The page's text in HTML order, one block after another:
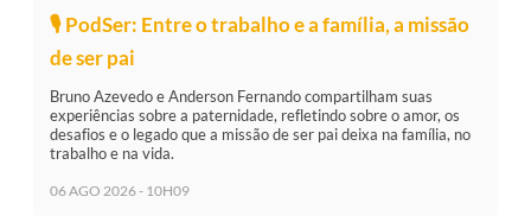
🎙️ PodSer: Entre o trabalho e a família, a missão
de ser pai
Bruno Azevedo e Anderson Fernando compartilham suas
experiências sobre a paternidade, refletindo sobre o amor, os
desafios e o legado que a missão de ser pai deixa na família, no
trabalho e na vida.
06 AGO 2026 - 10H09